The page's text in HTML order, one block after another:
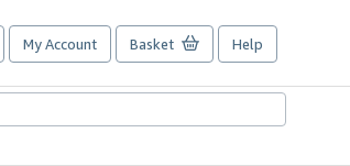
My Account Basket Help